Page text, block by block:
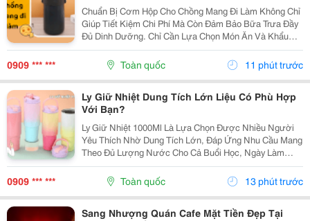
Chuẩn Bị Cơm Hộp Cho Chồng Mang Đi Làm Không Chỉ
Giúp Tiết Kiệm Chi Phí Mà Còn Đảm Bảo Bữa Trưa Đầy
Đủ Dinh Dưỡng. Chỉ Cần Lựa Chọn Món Ăn Và Khẩu
Phần Phù Hợp, Bạn Có Thể Giúp Bữa Ăn Mỗi Ngày Trở
Nên Ngon Miệng Và Đa Dạng Hơn. 1. Cách Xây Dựng
Cơm...
0909 *** *** Toàn quốc 11 phút trước
Ly Giữ Nhiệt Dung Tích Lớn Liệu Có Phù Hợp
Với Bạn?
Ly Giữ Nhiệt 1000Ml Là Lựa Chọn Được Nhiều Người
Yêu Thích Nhờ Dung Tích Lớn, Đáp Ứng Nhu Cầu Mang
Theo Đủ Lượng Nước Cho Cả Buổi Học, Ngày Làm
Việc Hoặc Những Chuyến Đi Dài. Hãy Cùng Cozycup
Tìm Hiểu Ngay Trong Bài Viết Dưới Đây. 1. Vì Sao Ly
0909 *** *** Toàn quốc 13 phút trước
Sang Nhượng Quán Cafe Mặt Tiền Đẹp Tại